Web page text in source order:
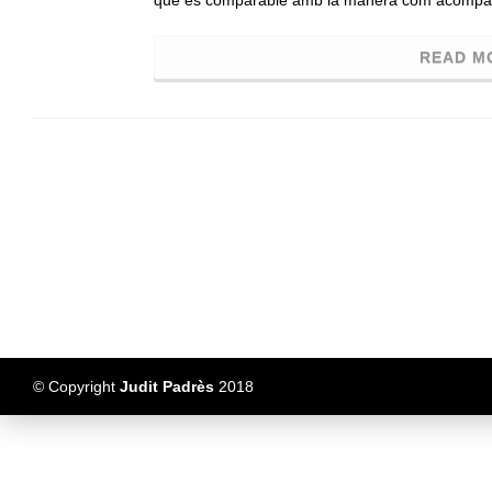
READ
© Copyright Judit Padrès 2018